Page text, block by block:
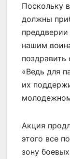
Поскольку
должны
нашим
«Ведь для
их
Акция
этого все
зону